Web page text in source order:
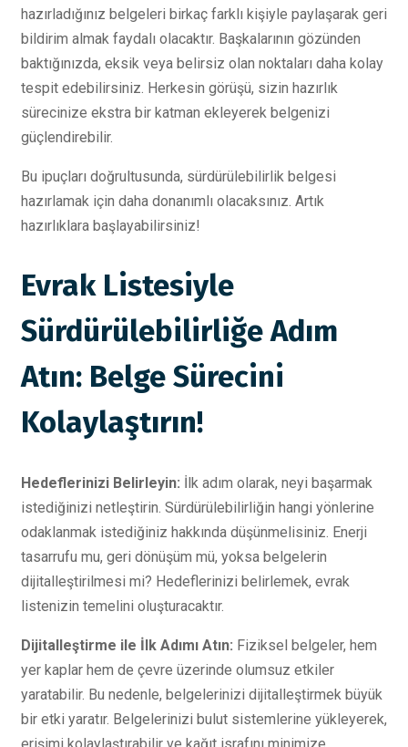
hazırladığınız belgeleri birkaç farklı kişiyle paylaşarak geri
bildirim almak faydalı olacaktır. Başkalarının gözünden
baktığınızda, eksik veya belirsiz olan noktaları daha kolay
tespit edebilirsiniz. Herkesin görüşü, sizin hazırlık
sürecinize ekstra bir katman ekleyerek belgenizi
güçlendirebilir.
Bu ipuçları doğrultusunda, sürdürülebilirlik belgesi
hazırlamak için daha donanımlı olacaksınız. Artık
hazırlıklara başlayabilirsiniz!
Evrak Listesiyle
Sürdürülebilirliğe Adım
Atın: Belge Sürecini
Kolaylaştırın!
Hedeflerinizi Belirleyin: İlk adım olarak, neyi başarmak
istediğinizi netleştirin. Sürdürülebilirliğin hangi yönlerine
odaklanmak istediğiniz hakkında düşünmelisiniz. Enerji
tasarrufu mu, geri dönüşüm mü, yoksa belgelerin
dijitalleştirilmesi mi? Hedeflerinizi belirlemek, evrak
listenizin temelini oluşturacaktır.
Dijitalleştirme ile İlk Adımı Atın: Fiziksel belgeler, hem
yer kaplar hem de çevre üzerinde olumsuz etkiler
yaratabilir. Bu nedenle, belgelerinizi dijitalleştirmek büyük
bir etki yaratır. Belgelerinizi bulut sistemlerine yükleyerek,